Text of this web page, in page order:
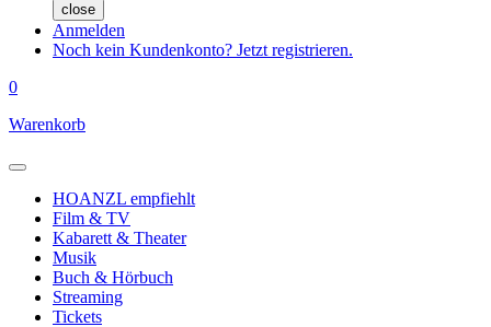
close
Anmelden
Noch kein Kundenkonto? Jetzt registrieren.
0
Warenkorb
HOANZL empfiehlt
Film & TV
Kabarett & Theater
Musik
Buch & Hörbuch
Streaming
Tickets